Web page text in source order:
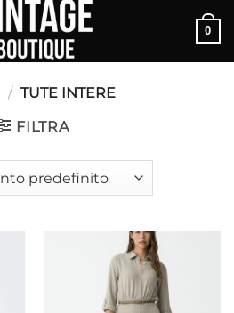
0
/ TUTE INTERE
FILTRA